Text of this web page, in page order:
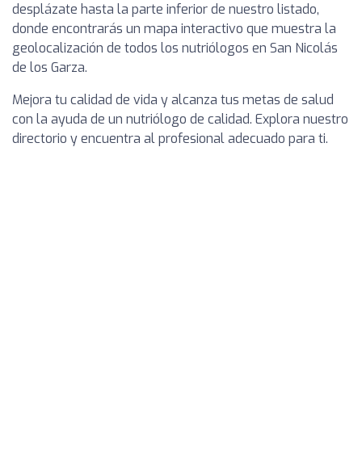
desplázate hasta la parte inferior de nuestro listado,
donde encontrarás un mapa interactivo que muestra la
geolocalización de todos los nutriólogos en San Nicolás
de los Garza.
Mejora tu calidad de vida y alcanza tus metas de salud
con la ayuda de un nutriólogo de calidad. Explora nuestro
directorio y encuentra al profesional adecuado para ti.